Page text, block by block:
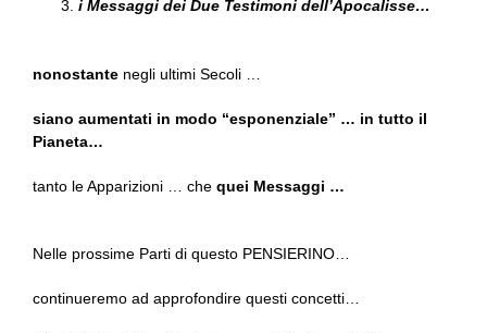
i Messaggi dei Due Testimoni dell’Apocalisse…
nonostante negli ultimi Secoli …
siano aumentati in modo “esponenziale” … in tutto il
Pianeta…
tanto le Apparizioni … che quei Messaggi …
Nelle prossime Parti di questo PENSIERINO…
continueremo ad approfondire questi concetti…